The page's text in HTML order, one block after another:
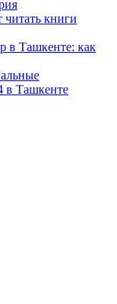
книги
в Ташкенте: как
в Ташкенте